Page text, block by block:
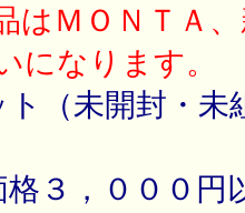
ＭＯＮＴＡ、
になります。
（未開封・未
３，０００円